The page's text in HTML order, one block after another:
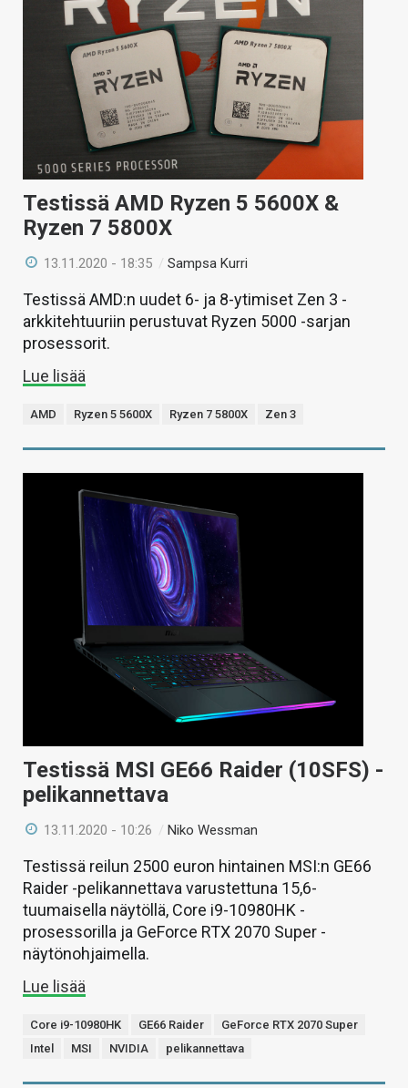
Testissä AMD Ryzen 5 5600X &
Ryzen 7 5800X
13.11.2020 - 18:35 /Sampsa Kurri
Testissä AMD:n uudet 6- ja 8-ytimiset Zen 3 -
arkkitehtuuriin perustuvat Ryzen 5000 -sarjan
prosessorit.
Lue lisää
AMD Ryzen 5 5600X Ryzen 7 5800X Zen 3
Testissä MSI GE66 Raider (10SFS) -
pelikannettava
13.11.2020 - 10:26 /Niko Wessman
Testissä reilun 2500 euron hintainen MSI:n GE66
Raider -pelikannettava varustettuna 15,6-
tuumaisella näytöllä, Core i9-10980HK -
prosessorilla ja GeForce RTX 2070 Super -
näytönohjaimella.
Lue lisää
Core i9-10980HK GE66 Raider
GeForce RTX 2070 Super
Intel
MSI NVIDIA pelikannettava